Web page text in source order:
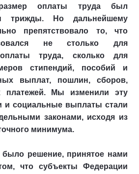
оплаты труда был
трижды. Но дальнейшему
препятствовало то, что
не столько для
оплаты труда, сколько для
стипендий, пособий и
выплат, пошлин, сборов,
платежей. Мы изменили эту
и социальные выплаты стали
законами, исходя из
минимума.
решение, принятое нами
что субъекты Федерации